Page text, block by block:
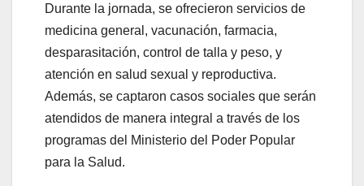
Durante la jornada, se ofrecieron servicios de
medicina general, vacunación, farmacia,
desparasitación, control de talla y peso, y
atención en salud sexual y reproductiva.
Además, se captaron casos sociales que serán
atendidos de manera integral a través de los
programas del Ministerio del Poder Popular
para la Salud.